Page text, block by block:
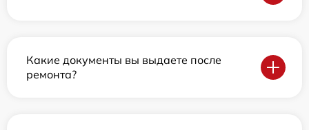
Какие документы вы выдаете после
ремонта?